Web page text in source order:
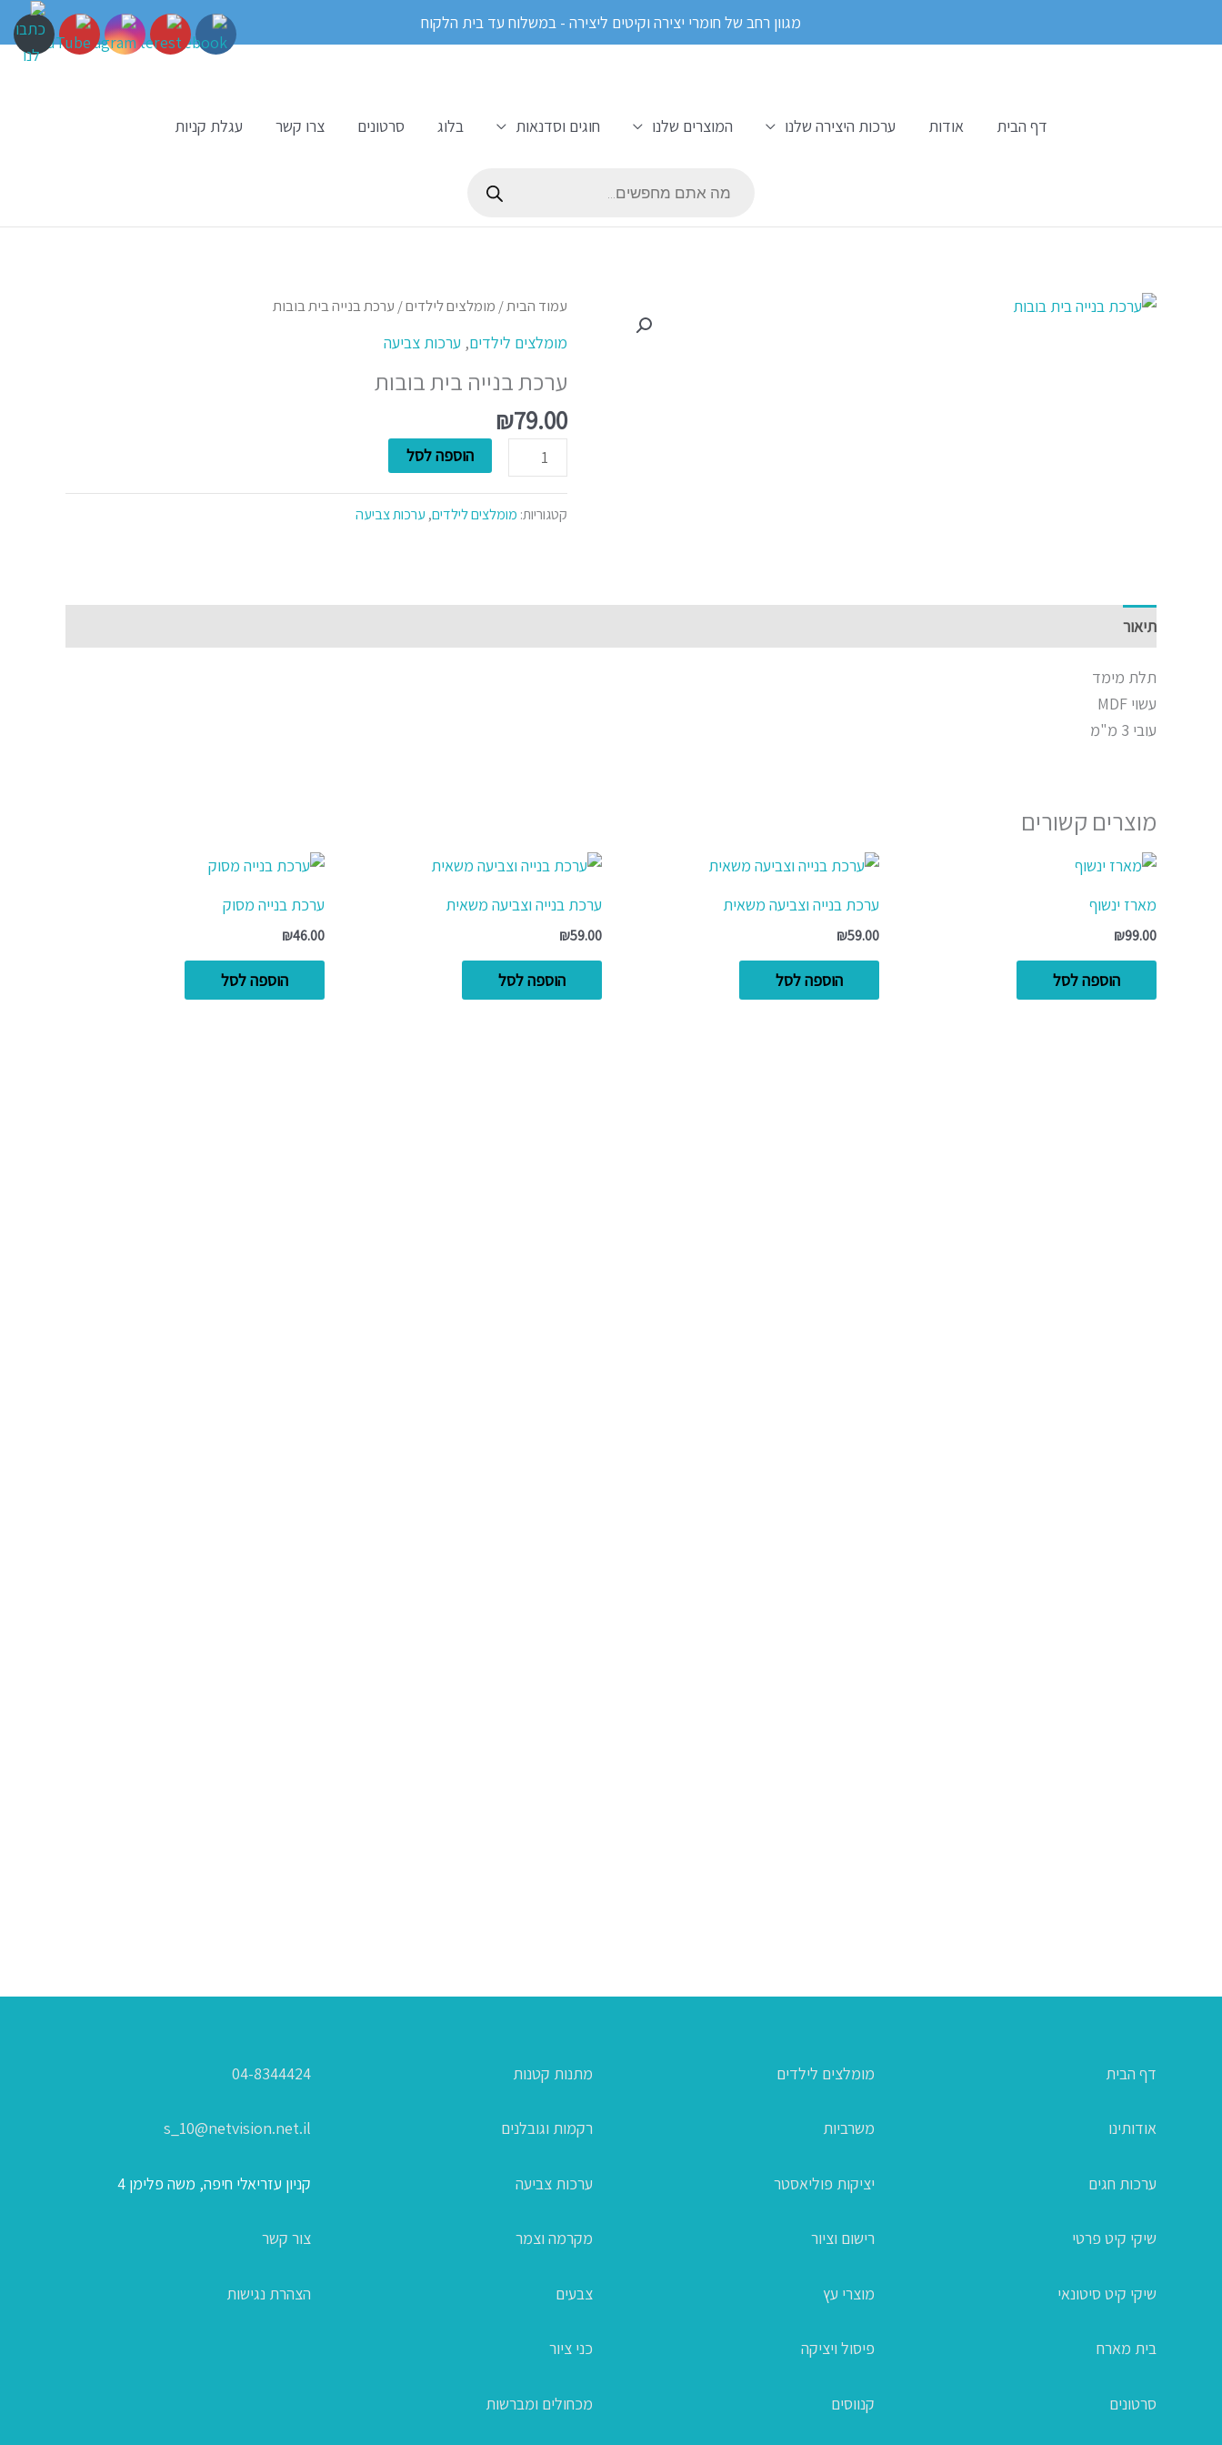
מגוון רחב של חומרי יצירה וקיטים ליצירה - במשלוח עד בית הלקוח
דף הבית אודות ערכות היצירה שלנו המוצרים שלנו חוגים וסדנאות בלוג סרטונים צרו קשר
עגלת קניות
עמוד הבית/ מומלצים לילדים/ ערכת בנייה בית בובות
מומלצים לילדים, ערכות צביעה
ערכת בנייה בית בובות
₪79.00
כמות
בנייה
בית
בובות
הוספה לסל
קטגוריות: מומלצים לילדים, ערכות צביעה
תיאור
תלת מימד
עשוי MDF
עובי 3 מ"מ
מוצרים קשורים
מארז ינשוף
₪99.00
הוספה לסל
ערכת בנייה וצביעה משאית
₪59.00
הוספה לסל
ערכת בנייה וצביעה משאית
₪59.00
הוספה לסל
ערכת בנייה מסוק
₪46.00
הוספה לסל
דף הבית
אודותינו
ערכות חגים
שיקי קיט פרטי
שיקי קיט סיטונאי
בית מארח
סרטונים
מומלצים לילדים
משרביות
יציקות פוליאסטר
רישום וציור
מוצרי עץ
פיסול ויציקה
קנווסים
מתנות קטנות
רקמות וגובלנים
ערכות צביעה
מקרמה וצמר
צבעים
כני ציור
מכחולים ומברשות
04-8344424
s_10@netvision.net.il
קניון עזריאלי חיפה, משה פלימן 4
צור קשר
הצהרת נגישות